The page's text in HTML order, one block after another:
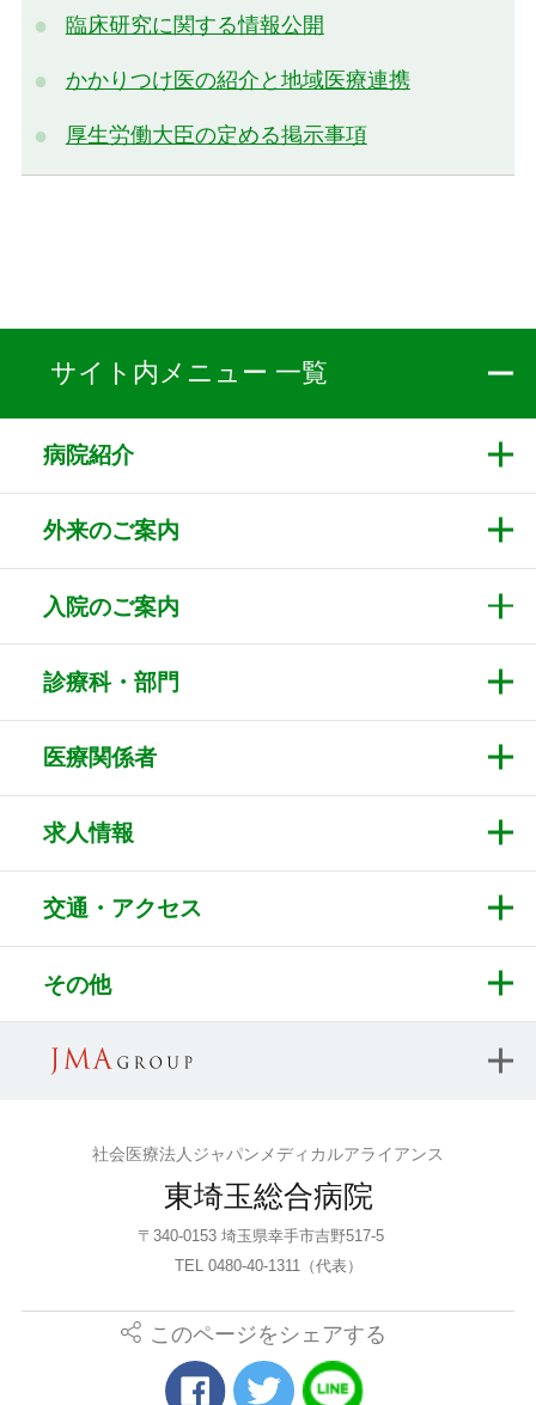
臨床研究に関する情報公開
かかりつけ医の紹介と地域医療連携
厚生労働大臣の定める掲示事項
サイト内メニュー 一覧
病院紹介
外来のご案内
入院のご案内
診療科・部門
医療関係者
求人情報
交通・アクセス
その他
社会医療法人ジャパンメディカルアライアンス
東埼玉総合病院
〒340-0153 埼玉県幸手市吉野517-5
TEL 0480-40-1311（代表）
このページをシェアする